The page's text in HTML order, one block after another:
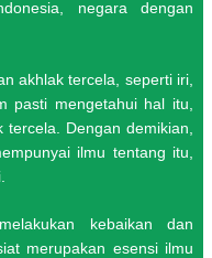
negara dengan
akhlak tercela, seperti iri,
pasti mengetahui hal itu,
Dengan demikian,
ilmu tentang itu,
kebaikan dan
merupakan esensi ilmu